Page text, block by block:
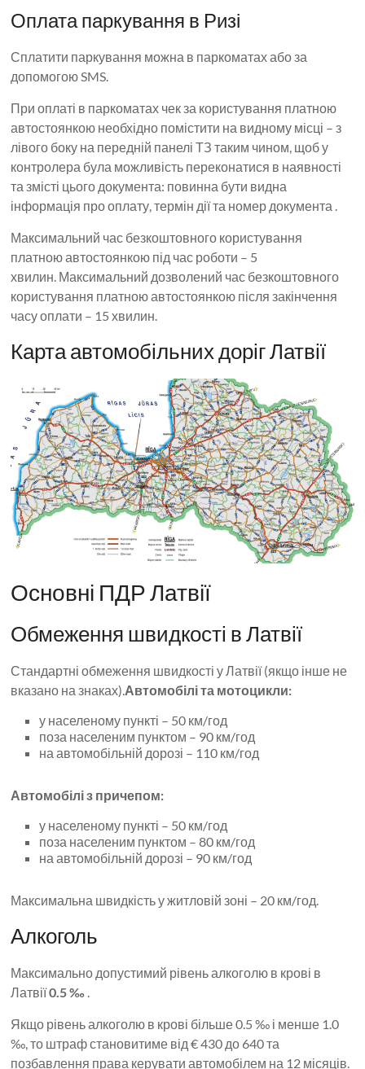
Оплата паркування в Ризі
Сплатити паркування можна в паркоматах або за
допомогою SMS.
При оплаті в паркоматах чек за користування платною
автостоянкою необхідно помістити на видному місці – з
лівого боку на передній панелі ТЗ таким чином, щоб у
контролера була можливість переконатися в наявності
та змісті цього документа: повинна бути видна
інформація про оплату, термін дії та номер документа .
Максимальний час безкоштовного користування
платною автостоянкою під час роботи – 5
хвилин. Максимальний дозволений час безкоштовного
користування платною автостоянкою після закінчення
часу оплати – 15 хвилин.
Карта автомобільних доріг Латвії
Основні ПДР Латвії
Обмеження швидкості в Латвії
Стандартні обмеження швидкості у Латвії (якщо інше не
вказано на знаках).Автомобілі та мотоцикли:
у населеному пункті – 50 км/год
поза населеним пунктом – 90 км/год
на автомобільній дорозі – 110 км/год
Автомобілі з причепом:
у населеному пункті – 50 км/год
поза населеним пунктом – 80 км/год
на автомобільній дорозі – 90 км/год
Максимальна швидкість у житловій зоні – 20 км/год.
Алкоголь
Максимально допустимий рівень алкоголю в крові в
Латвії0.5 ‰ .
Якщо рівень алкоголю в крові більше 0.5 ‰ і менше 1.0
‰, то штраф становитиме від € 430 до 640 та
позбавлення права керувати автомобілем на 12 місяців.